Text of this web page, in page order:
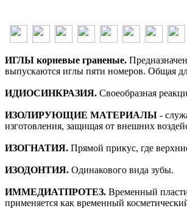
ИГЛЫ корневые граненые.
выпускаются иглы пяти номеров. Общая
ИДИОСИНКРАЗИЯ. Своеобразная
ИЗОЛИРУЮЩИЕ МАТЕРИАЛЫ -
изготовления, защищая от внешних
ИЗОГНАТИЯ. Прямой прикус, где
ИЗОДОНТИЯ. Одинакового вида зубы.
ИММЕДИАТПРОТЕЗ. Временный
применяется как временный